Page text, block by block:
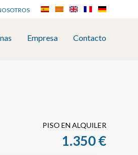
Empresa Contacto
PISO EN ALQUILER
1.350 €